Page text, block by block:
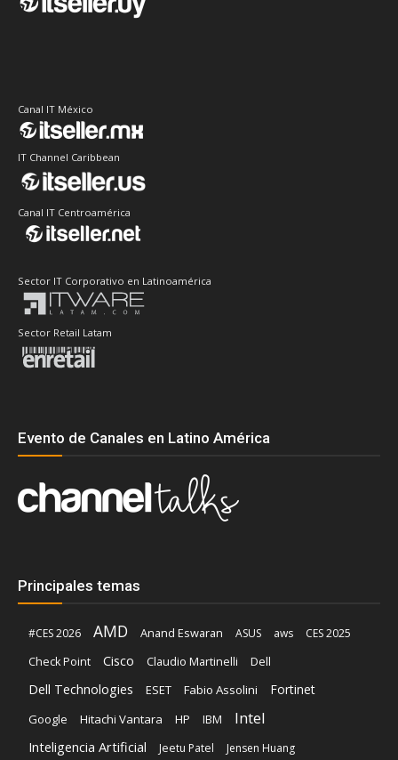
Canal IT México
IT Channel Caribbean
Canal IT Centroamérica
Sector IT Corporativo en Latinoamérica
Sector Retail Latam
Evento de Canales en Latino América
Principales temas
#CES 2026 AMD Anand Eswaran ASUS aws
CES 2025
Check Point
Cisco Claudio Martinelli Dell
Dell Technologies ESET Fabio Assolini Fortinet
Google Hitachi Vantara HP IBM Intel
Inteligencia Artificial Jeetu Patel Jensen Huang